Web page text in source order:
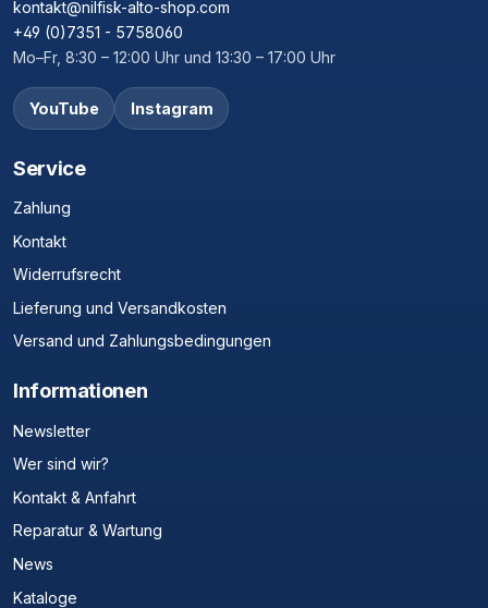
kontakt@nilfisk-alto-shop.com
+49 (0)7351 - 5758060
Mo–Fr, 8:30 – 12:00 Uhr und 13:30 – 17:00 Uhr
YouTube Instagram
Service
Zahlung
Kontakt
Widerrufsrecht
Lieferung und Versandkosten
Versand und Zahlungsbedingungen
Informationen
Newsletter
Wer sind wir?
Kontakt & Anfahrt
Reparatur & Wartung
News
Kataloge